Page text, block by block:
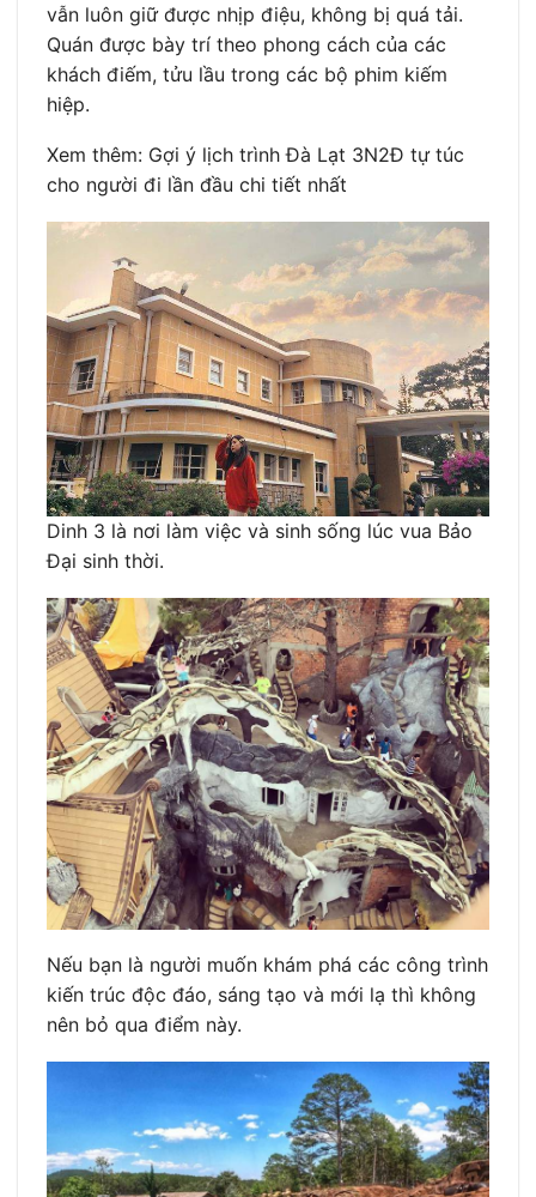
vẫn luôn giữ được nhịp điệu, không bị quá tải.
Quán được bày trí theo phong cách của các
khách điếm, tửu lầu trong các bộ phim kiếm
hiệp.
Xem thêm: Gợi ý lịch trình Đà Lạt 3N2Đ tự túc
cho người đi lần đầu chi tiết nhất
Dinh 3 là nơi làm việc và sinh sống lúc vua Bảo
Đại sinh thời.
Nếu bạn là người muốn khám phá các công trình
kiến trúc độc đáo, sáng tạo và mới lạ thì không
nên bỏ qua điểm này.